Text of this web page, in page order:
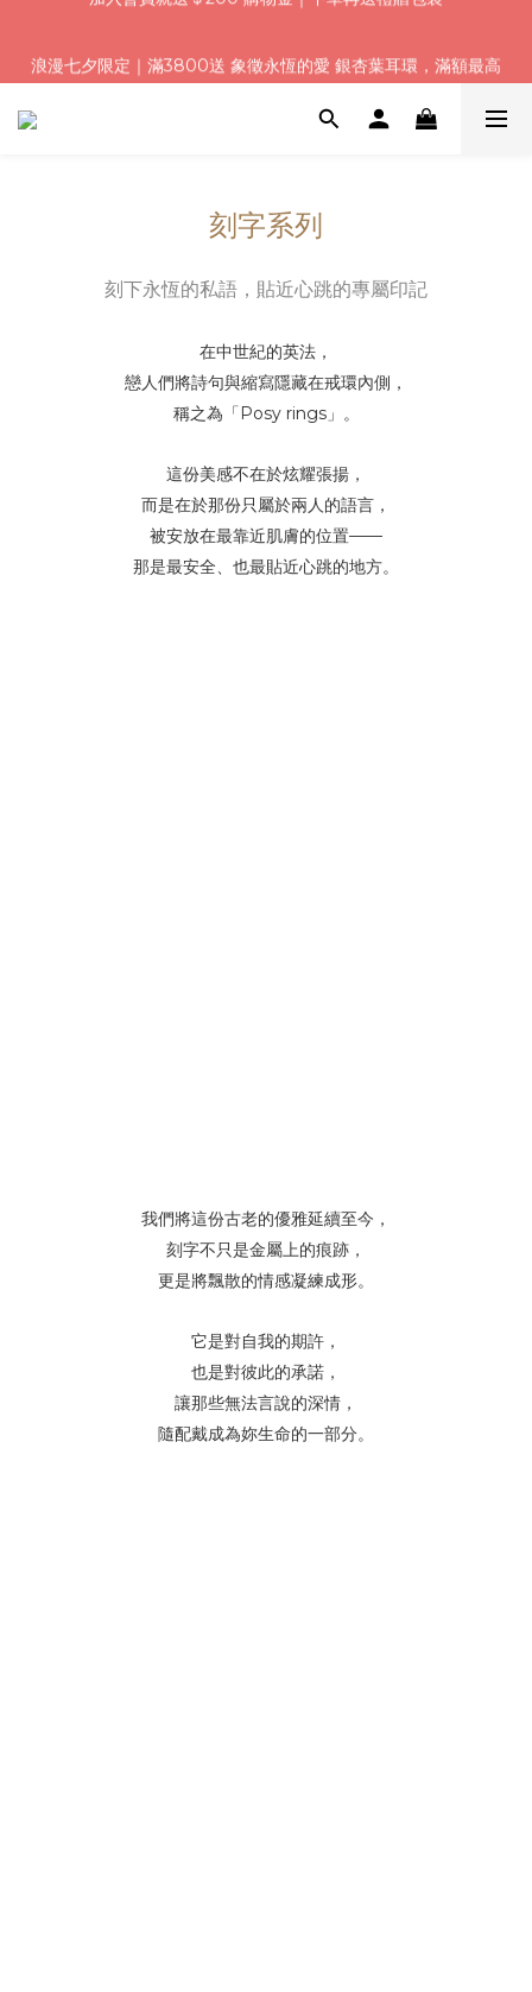
折520
折520
加入會員就送＄200 購物金｜下單再送禮贈包裝
折520
刻字系列
刻下永恆的私語，貼近心跳的專屬印記
在中世紀的英法，
戀人們將詩句與縮寫隱藏在戒環內側，
稱之為「Posy rings」。
這份美感不在於炫耀張揚，
而是在於那份只屬於兩人的語言，
被安放在最靠近肌膚的位置——
那是最安全、也最貼近心跳的地方。
我們將這份古老的優雅延續至今，
刻字不只是金屬上的痕跡，
更是將飄散的情感凝練成形。
它是對自我的期許，
也是對彼此的承諾，
讓那些無法言說的深情，
隨配戴成為妳生命的一部分。